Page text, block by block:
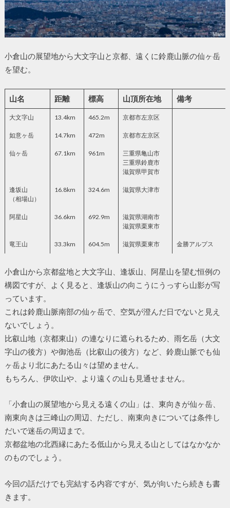
小倉山の展望地から大文字山と京都、遠くに鈴鹿山脈の仙ヶ岳
を望む。
山名 距離 標高 山頂所在地 備考
大文字山 13.4km 465.2m 京都市左京区
如意ヶ岳 14.7km 472m 京都市左京区
仙ヶ岳 67.1km 961m
三重県亀山市
三重県鈴鹿市
滋賀県甲賀市
逢坂山
（相場山）
16.8km 324.6m 滋賀県大津市
阿星山 36.6km 692.9m
滋賀県湖南市
滋賀県栗東市
竜王山 33.3km 604.5m 滋賀県栗東市 金勝アルプス
小倉山から京都盆地と大文字山、逢坂山、阿星山を望む恒例の
構図ですが、よく見ると、逢坂山の向こうにうっすら山影が写
っています。
これは鈴鹿山脈南部の仙ヶ岳で、空気が澄んだ日でないと見え
ないでしょう。
比叡山地（京都東山）の連なりに遮られるため、雨乞岳（大文
字山の後方）や御池岳（比叡山の後方）など、鈴鹿山脈でも仙
ヶ岳より北にあたる山々は望めません。
もちろん、伊吹山や、より遠くの山も見通せません。
「小倉山の展望地から見える遠くの山」は、東向きが仙ヶ岳、
南東向きは三峰山の周辺、ただし、南東向きについては条件し
だいで迷岳の周辺まで。
京都盆地の北西縁にあたる低山から見える山としてはなかなか
のものでしょう。
今回の話だけでも完結する内容ですが、気が向いたら続きも書
きます。